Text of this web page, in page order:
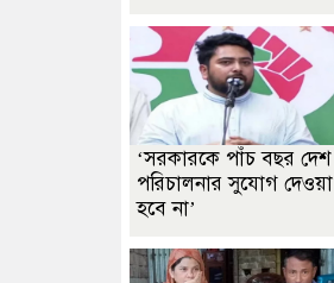
‘সরকারকে পাঁচ বছর দেশ
পরিচালনার সুযোগ দেওয়া
হবে না’